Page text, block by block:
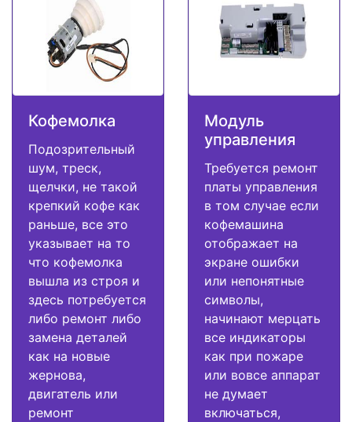
Кофемолка
Подозрительный
шум, треск,
щелчки, не такой
крепкий кофе как
раньше, все это
указывает на то
что кофемолка
вышла из строя и
здесь потребуется
либо ремонт либо
замена деталей
как на новые
жернова,
двигатель или
ремонт
Модуль
управления
Требуется ремонт
платы управления
в том случае если
кофемашина
отображает на
экране ошибки
или непонятные
символы,
начинают мерцать
все индикаторы
как при пожаре
или вовсе аппарат
не думает
включаться,